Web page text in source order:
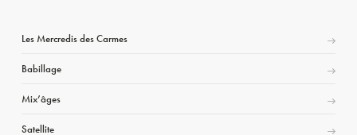
Les Mercredis des Carmes
Babillage
Mix’âges
Satellite